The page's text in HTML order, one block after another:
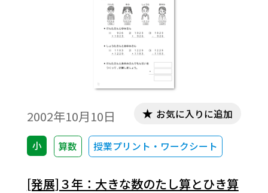
2002年10月10日
小 算数 授業プリント・ワークシート
お気に入りに追加
[発展]３年：大きな数のたし算とひき算